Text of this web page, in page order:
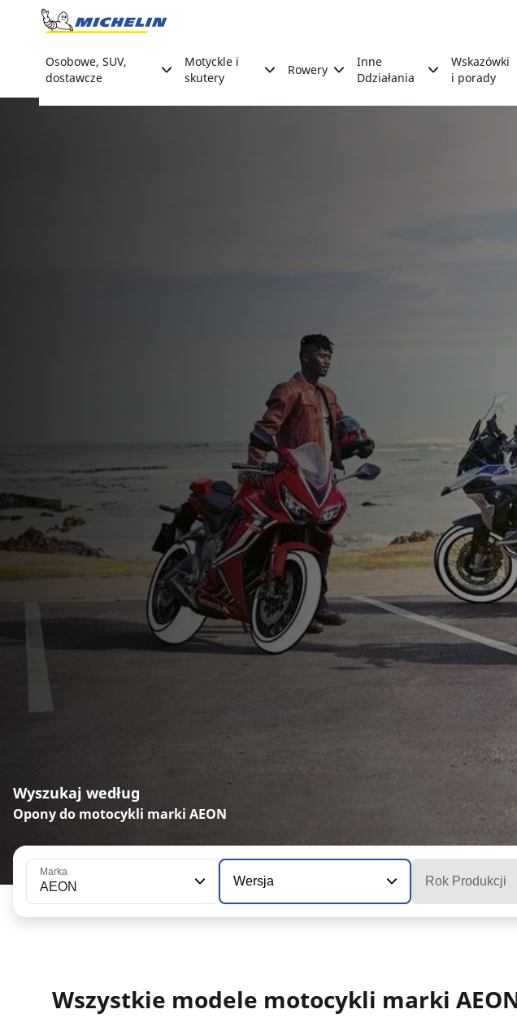
Go to page content
Osobowe, SUV,
dostawcze
Motyckle i
skutery
Rowery
Inne
Ddziałania
Wskazówki
i porady
Wyszukaj według
Opony do motocykli marki AEON
Marka
AEON Wersja Rok Produkcji
Wszystkie modele motocykli marki